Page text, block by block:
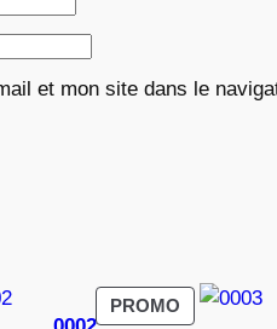
et mon site dans le
PROMO PRODUIT